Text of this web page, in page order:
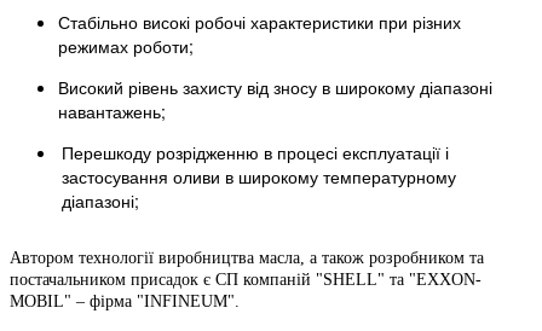
Стабільно високі робочі характеристики при різних
режимах роботи;
Високий рівень захисту від зносу в широкому діапазоні
навантажень;
Перешкоду розрідженню в процесі експлуатації і
застосування оливи в широкому температурному
діапазоні;
Автором технології виробництва масла, а також розробником та
постачальником присадок є СП компаній "SHELL" та "EXXON-
MOBIL" – фірма "INFINEUM".